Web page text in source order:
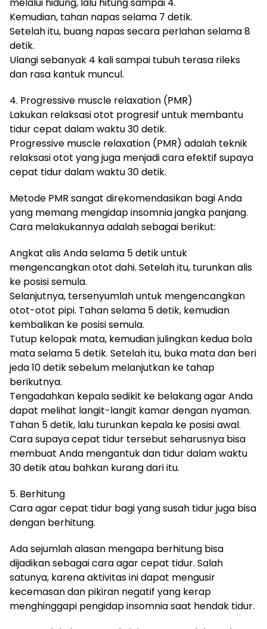
Kemudian, tahan napas selama 7 detik.
Setelah itu, buang napas secara perlahan selama 8
detik.
Ulangi sebanyak 4 kali sampai tubuh terasa rileks
dan rasa kantuk muncul.
4. Progressive muscle relaxation (PMR)
Lakukan relaksasi otot progresif untuk membantu
tidur cepat dalam waktu 30 detik.
Progressive muscle relaxation (PMR) adalah teknik
relaksasi otot yang juga menjadi cara efektif supaya
cepat tidur dalam waktu 30 detik.
Metode PMR sangat direkomendasikan bagi Anda
yang memang mengidap insomnia jangka panjang.
Cara melakukannya adalah sebagai berikut:
Angkat alis Anda selama 5 detik untuk
mengencangkan otot dahi. Setelah itu, turunkan alis
ke posisi semula.
Selanjutnya, tersenyumlah untuk mengencangkan
otot-otot pipi. Tahan selama 5 detik, kemudian
kembalikan ke posisi semula.
Tutup kelopak mata, kemudian julingkan kedua bola
mata selama 5 detik. Setelah itu, buka mata dan beri
jeda 10 detik sebelum melanjutkan ke tahap
berikutnya.
Tengadahkan kepala sedikit ke belakang agar Anda
dapat melihat langit-langit kamar dengan nyaman.
Tahan 5 detik, lalu turunkan kepala ke posisi awal.
Cara supaya cepat tidur tersebut seharusnya bisa
membuat Anda mengantuk dan tidur dalam waktu
30 detik atau bahkan kurang dari itu.
5. Berhitung
Cara agar cepat tidur bagi yang susah tidur juga bisa
dengan berhitung.
Ada sejumlah alasan mengapa berhitung bisa
dijadikan sebagai cara agar cepat tidur. Salah
satunya, karena aktivitas ini dapat mengusir
kecemasan dan pikiran negatif yang kerap
menghinggapi pengidap insomnia saat hendak tidur.